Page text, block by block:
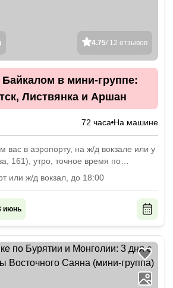
4.75/ 12 отзывов
в мини-группе:
Листвянка и Аршан
72 часа На машине
вас в аэропорту, на ж/д вокзале или у
161), утро, точное время по
или ж/д вокзал, до 18:00
июнь